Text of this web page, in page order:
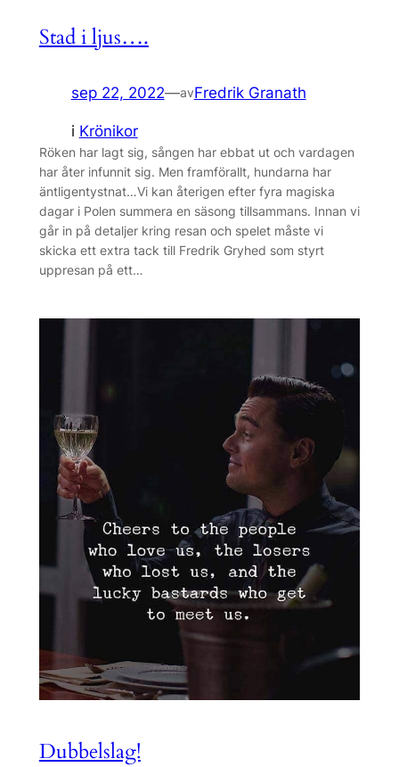
Stad i ljus….
sep 22, 2022—avFredrik Granath
i Krönikor
Röken har lagt sig, sången har ebbat ut och vardagen
har åter infunnit sig. Men framförallt, hundarna har
äntligentystnat…Vi kan återigen efter fyra magiska
dagar i Polen summera en säsong tillsammans. Innan vi
går in på detaljer kring resan och spelet måste vi
skicka ett extra tack till Fredrik Gryhed som styrt
uppresan på ett…
Dubbelslag!